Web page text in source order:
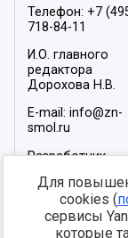
Телефон: +7
718-84-11
И.О. главного
редактора
Дорохова Н.В.
E-mail: info@zn-
smol.ru
Разработчик
2026
Мы в
сетях:
Для
cookies (
сервисы
которые